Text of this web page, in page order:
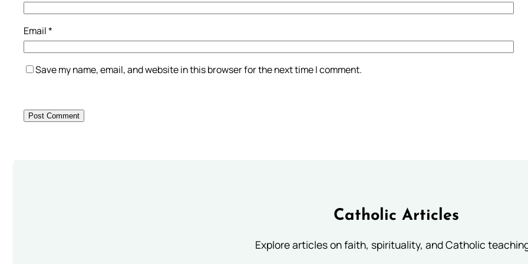
Email*
Save my name, email, and website in this browser for the next time I comment.
Catholic Articles
Explore articles on faith, spirituality, and Catholic